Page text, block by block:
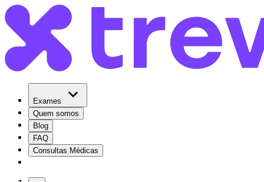
Exames
Quem somos
Blog
FAQ
Consultas Médicas